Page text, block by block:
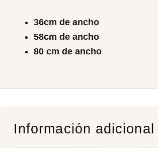
36cm de ancho
58cm de ancho
80 cm de ancho
Información adicional